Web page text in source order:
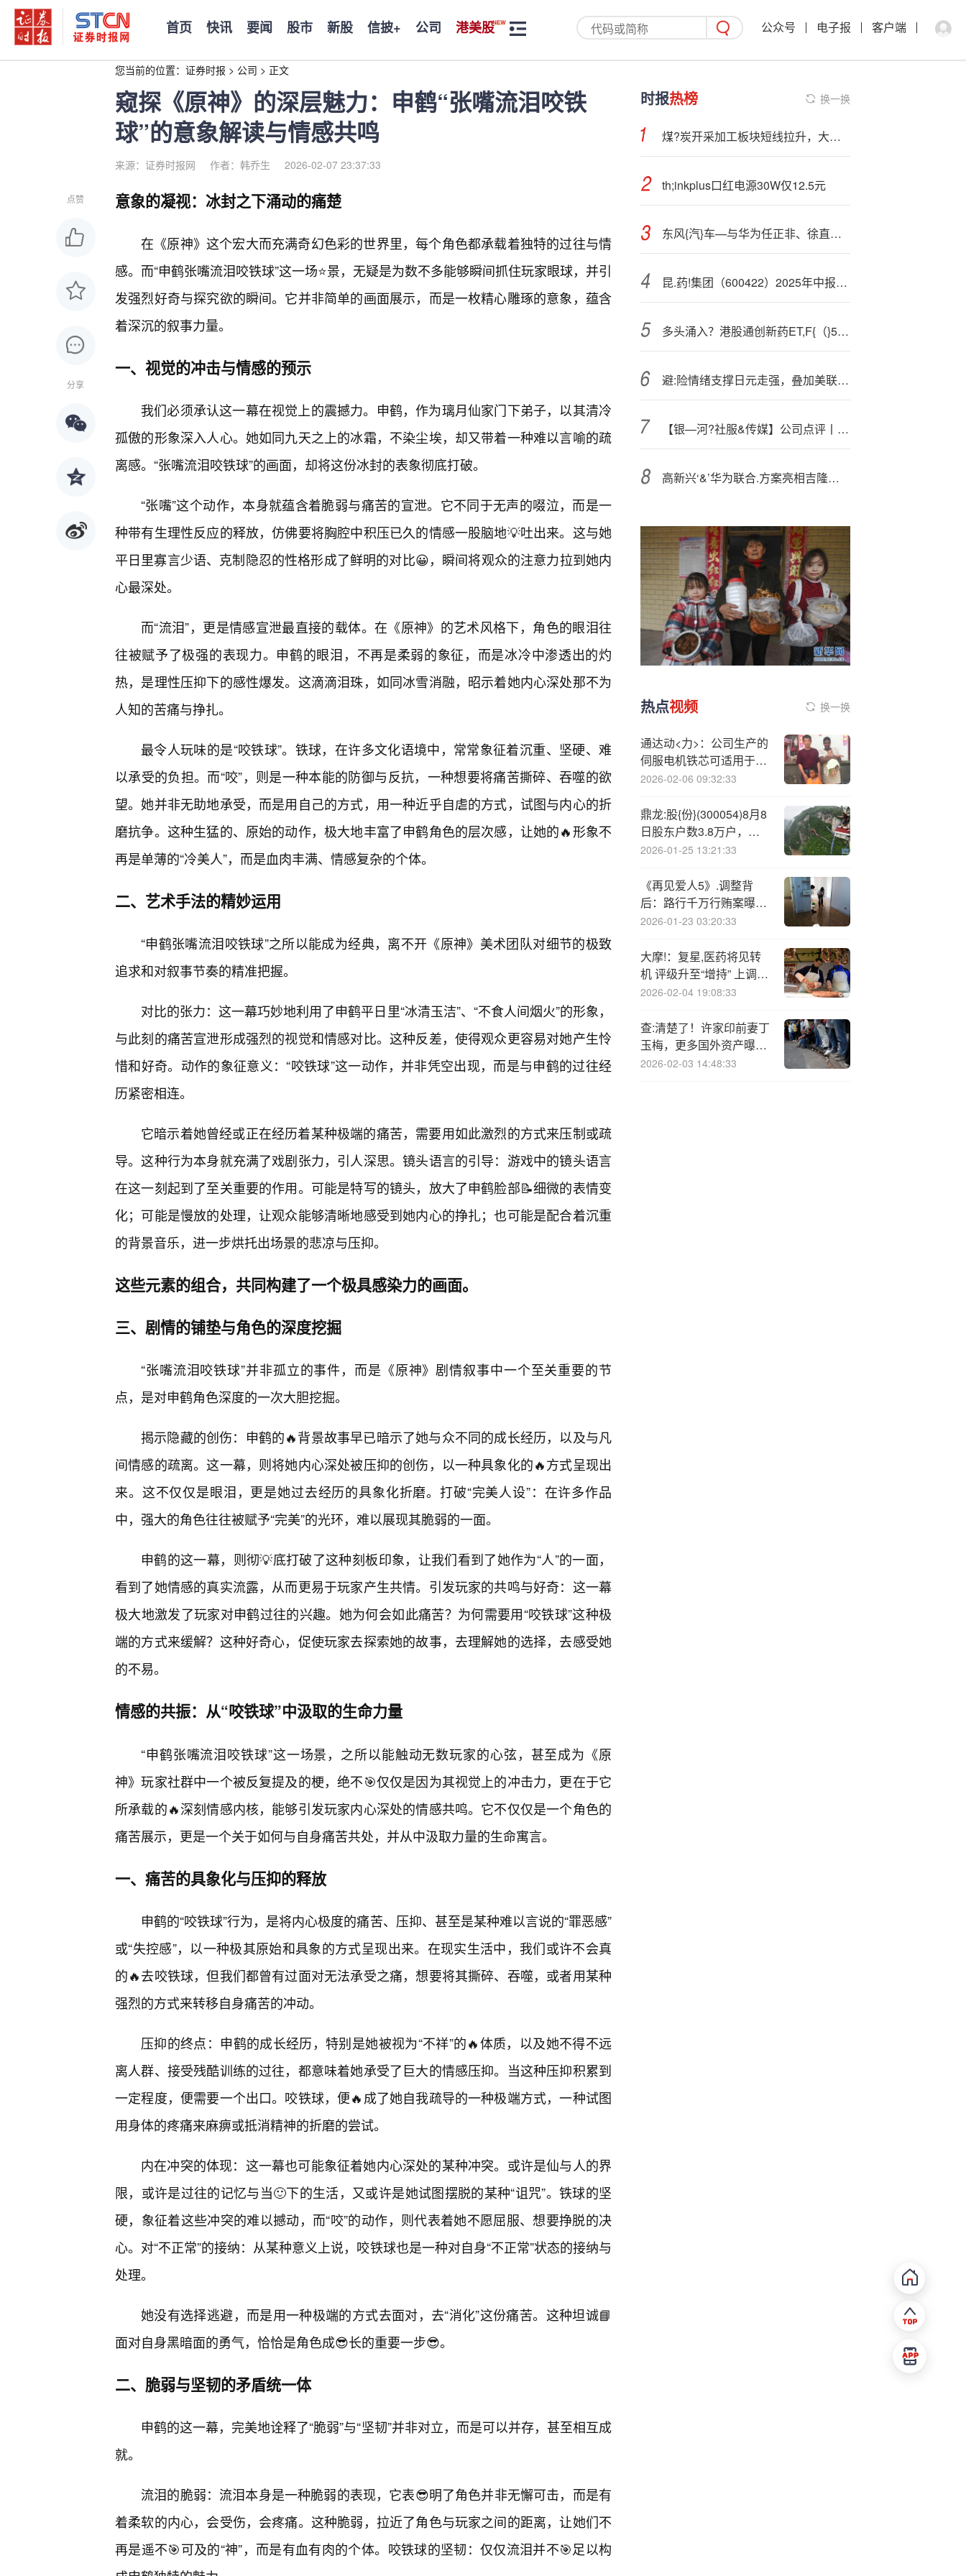
首页 快讯 要闻 股市 新股 信披+ 公司 港美股 公众号 电子报 客户端
您当前的位置： 证券时报 > 公司 > 正文
窥探《原神》的深层魅力：申鹤“张嘴流泪咬铁
球”的意象解读与情感共鸣
来源：证券时报网 作者：韩乔生 2026-02-07 23:37:33
点赞
分享
意象的凝视：冰封之下涌动的痛楚
在《原神》这个宏大而充满奇幻色彩的世界里，每个角色都承载着独特的过往与情
感。而“申鹤张嘴流泪咬铁球”这一场⭐景，无疑是为数不多能够瞬间抓住玩家眼球，并引
发强烈好奇与探究欲的瞬间。它并非简单的画面展示，而是一枚精心雕琢的意象，蕴含
着深沉的叙事力量。
一、视觉的冲击与情感的预示
我们必须承认这一幕在视觉上的震撼力。申鹤，作为璃月仙家门下弟子，以其清冷
孤傲的形象深入人心。她如同九天之上的冰霜，不染尘埃，却又带着一种难以言喻的疏
离感。“张嘴流泪咬铁球”的画面，却将这份冰封的表象彻底打破。
“张嘴”这个动作，本身就蕴含着脆弱与痛苦的宣泄。它不同于无声的啜泣，而是一
种带有生理性反应的释放，仿佛要将胸腔中积压已久的情感一股脑地💡吐出来。这与她
平日里寡言少语、克制隐忍的性格形成了鲜明的对比😀，瞬间将观众的注意力拉到她内
心最深处。
而“流泪”，更是情感宣泄最直接的载体。在《原神》的艺术风格下，角色的眼泪往
往被赋予了极强的表现力。申鹤的眼泪，不再是柔弱的象征，而是冰冷中渗透出的灼
热，是理性压抑下的感性爆发。这滴滴泪珠，如同冰雪消融，昭示着她内心深处那不为
人知的苦痛与挣扎。
最令人玩味的是“咬铁球”。铁球，在许多文化语境中，常常象征着沉重、坚硬、难
以承受的负担。而“咬”，则是一种本能的防御与反抗，一种想要将痛苦撕碎、吞噬的欲
望。她并非无助地承受，而是用自己的方式，用一种近乎自虐的方式，试图与内心的折
磨抗争。这种生猛的、原始的动作，极大地丰富了申鹤角色的层次感，让她的🔥形象不
再是单薄的“冷美人”，而是血肉丰满、情感复杂的个体。
二、艺术手法的精妙运用
“申鹤张嘴流泪咬铁球”之所以能成为经典，离不开《原神》美术团队对细节的极致
追求和对叙事节奏的精准把握。
对比的张力：这一幕巧妙地利用了申鹤平日里“冰清玉洁”、“不食人间烟火”的形象，
与此刻的痛苦宣泄形成强烈的视觉和情感对比。这种反差，使得观众更容易对她产生怜
惜和好奇。动作的象征意义：“咬铁球”这一动作，并非凭空出现，而是与申鹤的过往经
历紧密相连。
它暗示着她曾经或正在经历着某种极端的痛苦，需要用如此激烈的方式来压制或疏
导。这种行为本身就充满了戏剧张力，引人深思。镜头语言的引导：游戏中的镜头语言
在这一刻起到了至关重要的作用。可能是特写的镜头，放大了申鹤脸部📝细微的表情变
化；可能是慢放的处理，让观众能够清晰地感受到她内心的挣扎；也可能是配合着沉重
的背景音乐，进一步烘托出场景的悲凉与压抑。
这些元素的组合，共同构建了一个极具感染力的画面。
三、剧情的铺垫与角色的深度挖掘
“张嘴流泪咬铁球”并非孤立的事件，而是《原神》剧情叙事中一个至关重要的节
点，是对申鹤角色深度的一次大胆挖掘。
揭示隐藏的创伤：申鹤的🔥背景故事早已暗示了她与众不同的成长经历，以及与凡
间情感的疏离。这一幕，则将她内心深处被压抑的创伤，以一种具象化的🔥方式呈现出
来。这不仅仅是眼泪，更是她过去经历的具象化折磨。打破“完美人设”：在许多作品
中，强大的角色往往被赋予“完美”的光环，难以展现其脆弱的一面。
申鹤的这一幕，则彻💡底打破了这种刻板印象，让我们看到了她作为“人”的一面，
看到了她情感的真实流露，从而更易于玩家产生共情。引发玩家的共鸣与好奇：这一幕
极大地激发了玩家对申鹤过往的兴趣。她为何会如此痛苦？为何需要用“咬铁球”这种极
端的方式来缓解？这种好奇心，促使玩家去探索她的故事，去理解她的选择，去感受她
的不易。
情感的共振：从“咬铁球”中汲取的生命力量
“申鹤张嘴流泪咬铁球”这一场景，之所以能触动无数玩家的心弦，甚至成为《原
神》玩家社群中一个被反复提及的梗，绝不🎯仅仅是因为其视觉上的冲击力，更在于它
所承载的🔥深刻情感内核，能够引发玩家内心深处的情感共鸣。它不仅仅是一个角色的
痛苦展示，更是一个关于如何与自身痛苦共处，并从中汲取力量的生命寓言。
一、痛苦的具象化与压抑的释放
申鹤的“咬铁球”行为，是将内心极度的痛苦、压抑、甚至是某种难以言说的“罪恶感”
或“失控感”，以一种极其原始和具象的方式呈现出来。在现实生活中，我们或许不会真
的🔥去咬铁球，但我们都曾有过面对无法承受之痛，想要将其撕碎、吞噬，或者用某种
强烈的方式来转移自身痛苦的冲动。
压抑的终点：申鹤的成长经历，特别是她被视为“不祥”的🔥体质，以及她不得不远
离人群、接受残酷训练的过往，都意味着她承受了巨大的情感压抑。当这种压抑积累到
一定程度，便需要一个出口。咬铁球，便🔥成了她自我疏导的一种极端方式，一种试图
用身体的疼痛来麻痹或抵消精神的折磨的尝试。
内在冲突的体现：这一幕也可能象征着她内心深处的某种冲突。或许是仙与人的界
限，或许是过往的记忆与当🙂下的生活，又或许是她试图摆脱的某种“诅咒”。铁球的坚
硬，象征着这些冲突的难以撼动，而“咬”的动作，则代表着她不愿屈服、想要挣脱的决
心。对“不正常”的接纳：从某种意义上说，咬铁球也是一种对自身“不正常”状态的接纳与
处理。
她没有选择逃避，而是用一种极端的方式去面对，去“消化”这份痛苦。这种坦诚📘
面对自身黑暗面的勇气，恰恰是角色成😎长的重要一步😎。
二、脆弱与坚韧的矛盾统一体
申鹤的这一幕，完美地诠释了“脆弱”与“坚韧”并非对立，而是可以并存，甚至相互成
就。
流泪的脆弱：流泪本身是一种脆弱的表现，它表😎明了角色并非无懈可击，而是有
着柔软的内心，会受伤，会疼痛。这种脆弱，拉近了角色与玩家之间的距离，让她们不
再是遥不🎯可及的“神”，而是有血有肉的个体。咬铁球的坚韧：仅仅流泪并不🎯足以构
时报热榜 换一换
煤?炭开采加工板块短线拉升，大有能源触及涨停走出5天4板
th;inkplus口红电源30W仅12.5元
东风{汽}车—与华为任正非、徐直军会谈，共商深化合作新蓝图
昆.药!集团（600422）2025年中报简析：净利润减26.88%
多头涌入？港股通创新药ET,F{（}520880）午后直线拉升！近10日大举吸金逾2亿元
避:险情绪支撑日元走强，叠加美联储降息预期升温，美元兑日元或将继续下行
【银—河?社服&传媒】公司点评丨大麦娱乐 (1060.HK)：阿里鱼业绩高增，IP衍生+出海打开长期空间
高新兴‘&’华为联合.方案亮相吉隆坡助力东南亚城市交通建设
热点视频 换一换
通达动<力>：公司生产的
伺服电机铁芯可适用于机
器人驱动电机，订单量保
2026-02-06 09:32:33
鼎龙:股{份}(300054)8月8
日股东户数3.8万户，较
上期增加2.7%
2026-01-25 13:21:33
《再见爱人5》.调整背
后：路行千万行贿案曝
光，与巨亏公司“紧急切
2026-01-23 03:20:33
大摩!：复星,医药将见转
机 评级升至“增持” 上调目
标价至33港元
2026-02-04 19:08:33
查:清楚了！许家印前妻丁
玉梅，更多国外资产曝
光！
2026-02-03 14:48:33